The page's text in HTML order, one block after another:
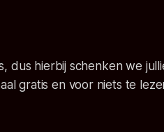
dus hierbij schenken we
gratis en voor niets te